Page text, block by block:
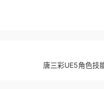
唐三彩UE5角色技